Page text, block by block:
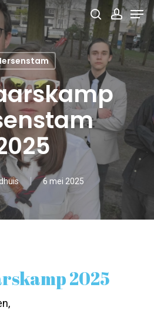
search
6 mei 2025
2025